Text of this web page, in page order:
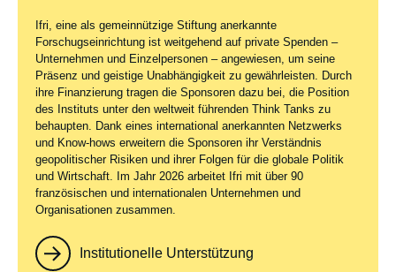
Ifri, eine als gemeinnützige Stiftung anerkannte
Forschugseinrichtung ist weitgehend auf private Spenden –
Unternehmen und Einzelpersonen – angewiesen, um seine
Präsenz und geistige Unabhängigkeit zu gewährleisten. Durch
ihre Finanzierung tragen die Sponsoren dazu bei, die Position
des Instituts unter den weltweit führenden Think Tanks zu
behaupten. Dank eines international anerkannten Netzwerks
und Know-hows erweitern die Sponsoren ihr Verständnis
geopolitischer Risiken und ihrer Folgen für die globale Politik
und Wirtschaft. Im Jahr 2026 arbeitet Ifri mit über 90
französischen und internationalen Unternehmen und
Organisationen zusammen.
Institutionelle Unterstützung